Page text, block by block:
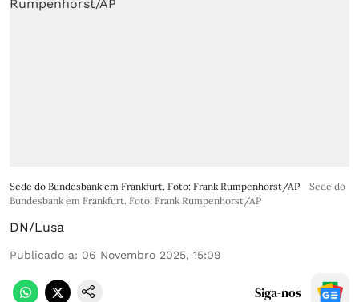
Sede do Bundesbank em Frankfurt. Foto: Frank Rumpenhorst/AP
Sede do
Bundesbank em Frankfurt. Foto: Frank Rumpenhorst/AP
DN/Lusa
Publicado a: 06 Novembro 2025, 15:09
Siga-nos